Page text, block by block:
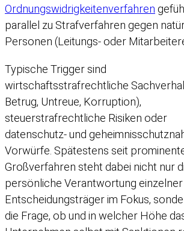
Ordnungswidrigkeitenverfahren
parallel zu Strafverfahren gegen
Personen (Leitungs- oder
Typische Trigger sind
wirtschaftsstrafrechtliche
Betrug, Untreue, Korruption),
steuerstrafrechtliche Risiken oder
datenschutz- und
Vorwürfe. Spätestens seit
Großverfahren steht dabei nicht nur
persönliche Verantwortung einzelner
Entscheidungsträger im Fokus,
die Frage, ob und in welcher Höhe